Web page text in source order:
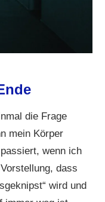
die Frage
mein Körper
wenn ich
dass
wird und